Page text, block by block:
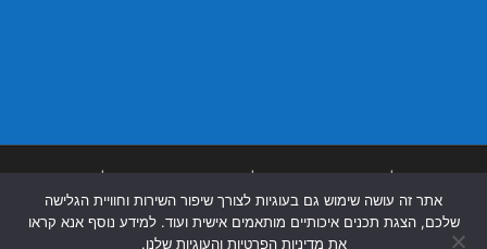
בבאר שבע |
אתר זה עושה שימוש גם בעוגיות לצורך שיפור השירות וחוויית הגלישה
שלכם, הצגת תכנים איכותיים מותאמים אישית ועוד. למידע נוסף אנא קראו
את מדיניות הפרטיות והעוגיות שלנו.